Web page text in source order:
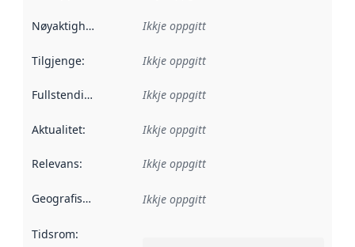
Nøyaktigheit Ikkje oppgitt
Tilgjenge: Ikkje oppgitt
Fullstendigheit Ikkje oppgitt
Aktualitet: Ikkje oppgitt
Relevans: Ikkje oppgitt
Geografisk område Ikkje oppgitt
Tidsrom: